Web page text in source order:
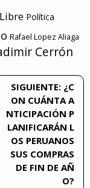
Política
Rafael Lopez Aliaga
Cerrón
SIGUIENTE: ¿C
ON CUÁNTA A
NTICIPACIÓN P
LANIFICARÁN L
OS PERUANOS
SUS COMPRAS
DE FIN DE AÑ
O?